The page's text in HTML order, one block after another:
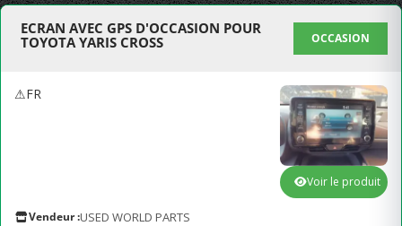
ECRAN AVEC GPS D'OCCASION POUR
TOYOTA YARIS CROSS
OCCASION
⚠FR
Vendeur :USED WORLD PARTS
Voir le produit